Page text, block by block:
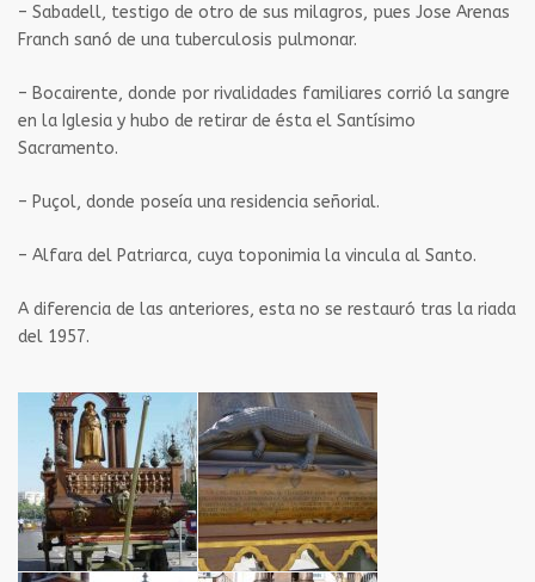
– Sabadell, testigo de otro de sus milagros, pues Jose Arenas
Franch sanó de una tuberculosis pulmonar.
– Bocairente, donde por rivalidades familiares corrió la sangre
en la Iglesia y hubo de retirar de ésta el Santísimo
Sacramento.
– Puçol, donde poseía una residencia señorial.
– Alfara del Patriarca, cuya toponimia la vincula al Santo.
A diferencia de las anteriores, esta no se restauró tras la riada
del 1957.